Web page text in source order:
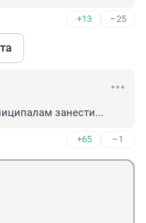
+13 –25
занести...
+65 –1